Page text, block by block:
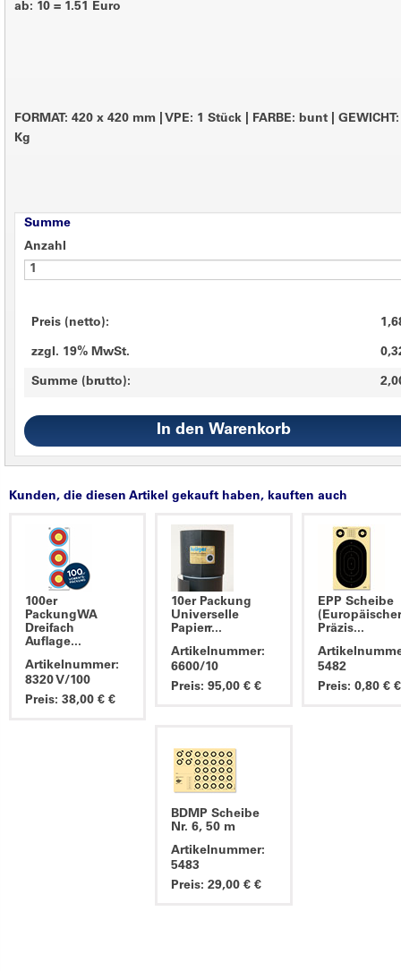
ab: 10 = 1.51 Euro
FORMAT: 420 x 420 mm VPE: 1 Stück FARBE: bunt
Kg
Summe
Anzahl
Preis (netto):
zzgl. 19% MwSt.
Summe (brutto):
Kunden, die diesen Artikel gekauft haben, kauften auch
100er
PackungWA
Dreifach
Auflage...
Artikelnummer:
8320 V/100
Preis: 38,00 € €
10er Packung
Universelle
Papierr...
Artikelnummer:
6600/10
Preis: 95,00 € €
EPP Scheibe
(Europäischer
Präzis...
5482
Preis: 0,80 € €
BDMP Scheibe
Nr. 6, 50 m
Artikelnummer:
5483
Preis: 29,00 € €